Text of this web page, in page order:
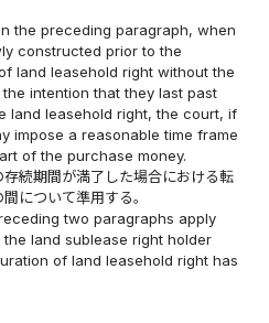
the preceding paragraph, when
constructed prior to the
land leasehold right without the
intention that they last past
land leasehold right, the court, if
impose a reasonable time frame
of the purchase money.
続期間が満了した場合における転
について準用する。
two paragraphs apply
land sublease right holder
of land leasehold right has